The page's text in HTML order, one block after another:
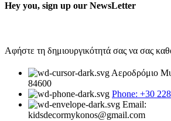
Hey you, sign up our NewsLetter
Αφήστε τη δημιουργικότητά σας να σας
Αεροδρόμιο
84600
Phone: +30
Email:
kidsdecormykonos@gmail.com